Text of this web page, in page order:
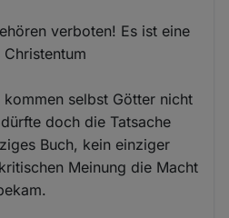
verboten! Es ist eine
selbst Götter nicht
doch die Tatsache
Buch, kein einziger
Meinung die Macht